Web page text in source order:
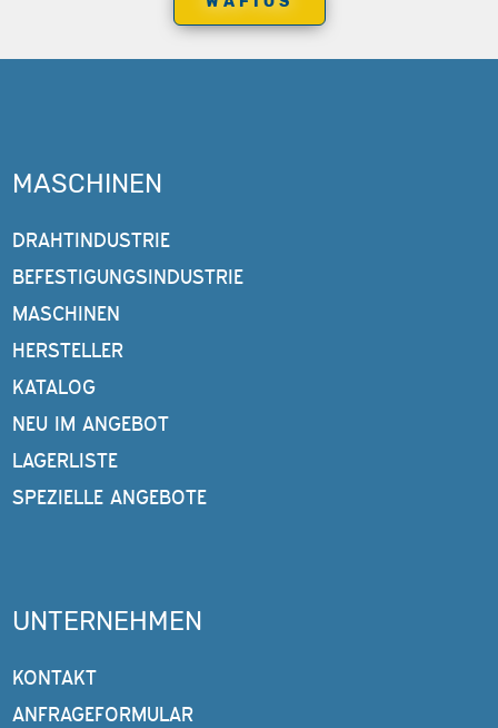
MASCHINEN
DRAHTINDUSTRIE
BEFESTIGUNGSINDUSTRIE
MASCHINEN
HERSTELLER
KATALOG
NEU IM ANGEBOT
LAGERLISTE
SPEZIELLE ANGEBOTE
UNTERNEHMEN
KONTAKT
ANFRAGEFORMULAR